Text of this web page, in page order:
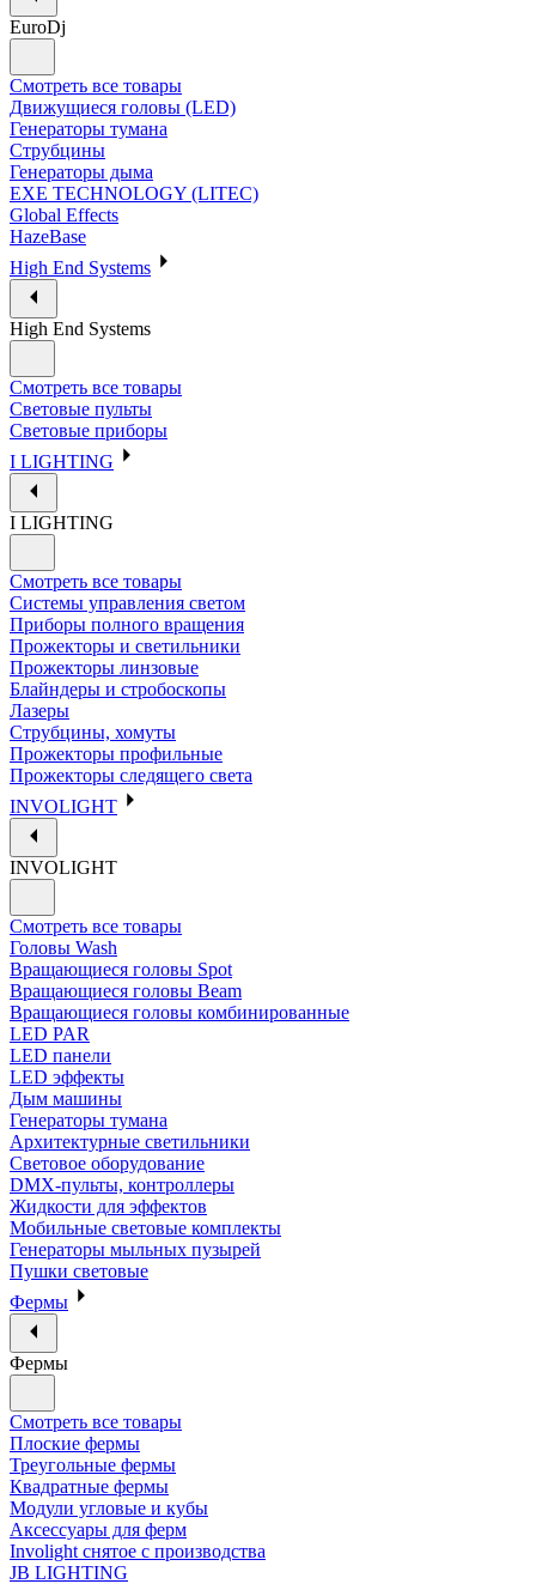
EuroDj
Смотреть все товары
Движущиеся головы (LED)
Генераторы тумана
Струбцины
Генераторы дыма
EXE TECHNOLOGY (LITEC)
Global Effects
HazeBase
High End Systems
High End Systems
Смотреть все товары
Световые пульты
Световые приборы
I LIGHTING
I LIGHTING
Смотреть все товары
Системы управления светом
Приборы полного вращения
Прожекторы и светильники
Прожекторы линзовые
Блайндеры и стробоскопы
Лазеры
Струбцины, хомуты
Прожекторы профильные
Прожекторы следящего света
INVOLIGHT
INVOLIGHT
Смотреть все товары
Головы Wash
Вращающиеся головы Spot
Вращающиеся головы Beam
Вращающиеся головы комбинированные
LED PAR
LED панели
LED эффекты
Дым машины
Генераторы тумана
Архитектурные светильники
Световое оборудование
DMX-пульты, контроллеры
Жидкости для эффектов
Мобильные световые комплекты
Генераторы мыльных пузырей
Пушки световые
Фермы
Фермы
Смотреть все товары
Плоские фермы
Треугольные фермы
Квадратные фермы
Модули угловые и кубы
Аксессуары для ферм
Involight снятое с производства
JB LIGHTING